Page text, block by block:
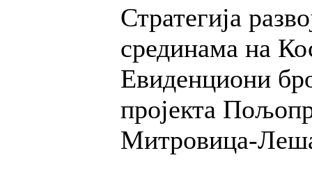
Стратегија
срединама на
Евиденциони
пројекта
Митровица-